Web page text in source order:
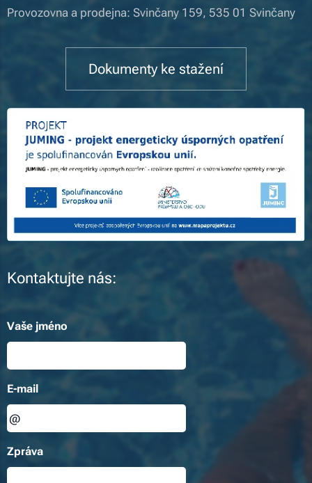
Provozovna a prodejna: Svinčany 159, 535 01 Svinčany
Dokumenty ke stažení
Kontaktujte nás:
Vaše jméno
E-mail
Zpráva